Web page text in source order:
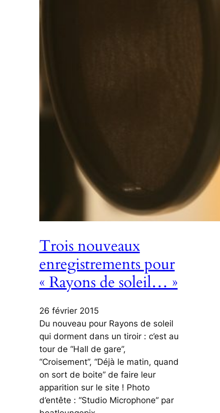
Trois nouveaux
enregistrements pour
« Rayons de soleil… »
26 février 2015
Du nouveau pour Rayons de soleil
qui dorment dans un tiroir : c’est au
tour de “Hall de gare”,
“Croisement”, “Déjà le matin, quand
on sort de boite” de faire leur
apparition sur le site ! Photo
d’entête : “Studio Microphone” par